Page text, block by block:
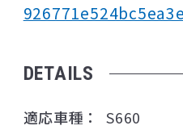
DETAILS
適応車種
S660